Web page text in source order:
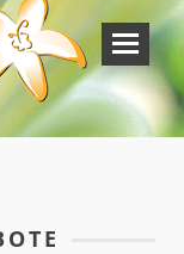
Virtueller Rundgang in der Erlebnisgärtnerei
So bleibt Ihr grünes Paradies gesund und schön